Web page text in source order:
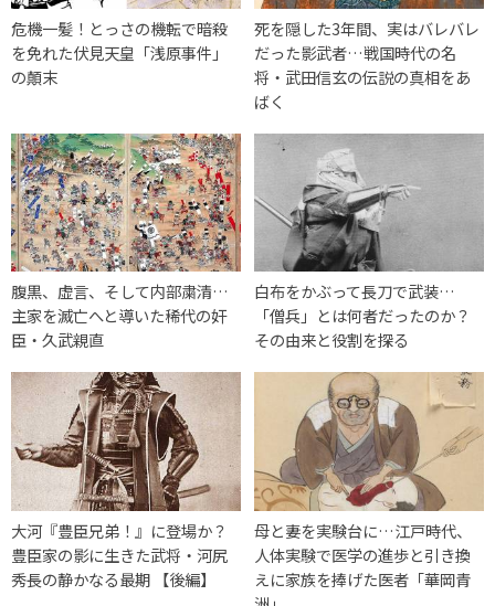
危機一髪！とっさの機転で暗殺
を免れた伏見天皇「浅原事件」
の顛末
死を隠した3年間、実はバレバレ
だった影武者…戦国時代の名
将・武田信玄の伝説の真相をあ
ばく
腹黒、虚言、そして内部粛清…
主家を滅亡へと導いた稀代の奸
臣・久武親直
白布をかぶって長刀で武装…
「僧兵」とは何者だったのか？
その由来と役割を探る
大河『豊臣兄弟！』に登場か？
豊臣家の影に生きた武将・河尻
秀長の静かなる最期 【後編】
母と妻を実験台に…江戸時代、
人体実験で医学の進歩と引き換
えに家族を捧げた医者「華岡青